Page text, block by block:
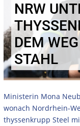
NRW
DEM
STAHL
Ministerin Mona
wonach Nordrhein-
thyssenkrupp Steel